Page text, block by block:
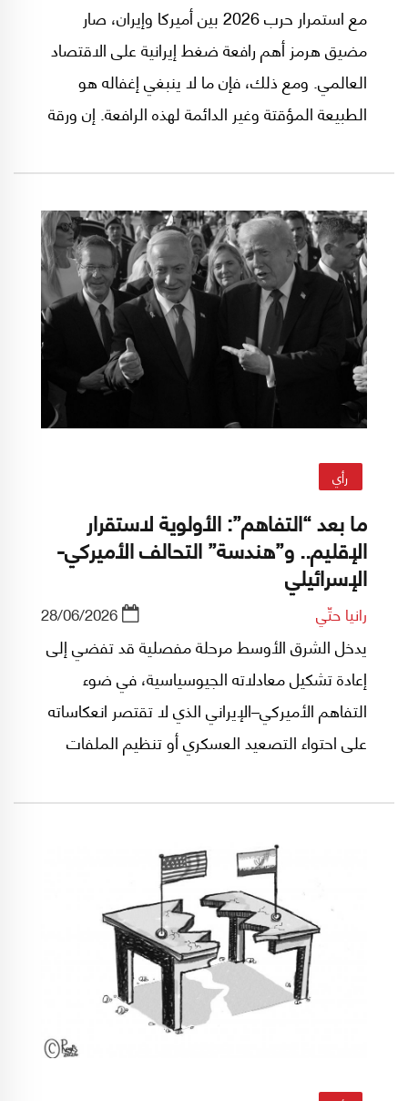
مع استمرار حرب 2026 بين أميركا وإيران، صار
مضيق هرمز أهم رافعة ضغط إيرانية على الاقتصاد
العالمي. ومع ذلك، فإن ما لا ينبغي إغفاله هو
الطبيعة المؤقتة وغير الدائمة لهذه الرافعة. إن ورقة
لها على المدى القصير، إلا أنها مع مرور الوقت
وظهور مسارات بديلة، لن تفقد تأثيرها كأداة ضغط
فحسب، بل قد تتحول إلى أداة تُستخدم ضد إيران
نفسها. بناءً على ذلك، يتعين على إيران تحقيق
أقصى قدر من مصالحها في المفاوضات خلال إطار
زمني محدد وقبل انتهاء صلاحية هذه الرافعة.
رأي
ما بعد “التفاهم”: الأولوية لاستقرار
الإقليم.. و”هندسة” التحالف الأميركي-
الإسرائيلي
رانيا حتّي 28/06/2026
يدخل الشرق الأوسط مرحلة مفصلية قد تفضي إلى
إعادة تشكيل معادلاته الجيوسياسية، في ضوء
التفاهم الأميركي–الإيراني الذي لا تقتصر انعكاساته
على احتواء التصعيد العسكري أو تنظيم الملفات
التحالفات الإقليمية وإعادة تعريف أولويات القوى
الفاعلة في المنطقة.